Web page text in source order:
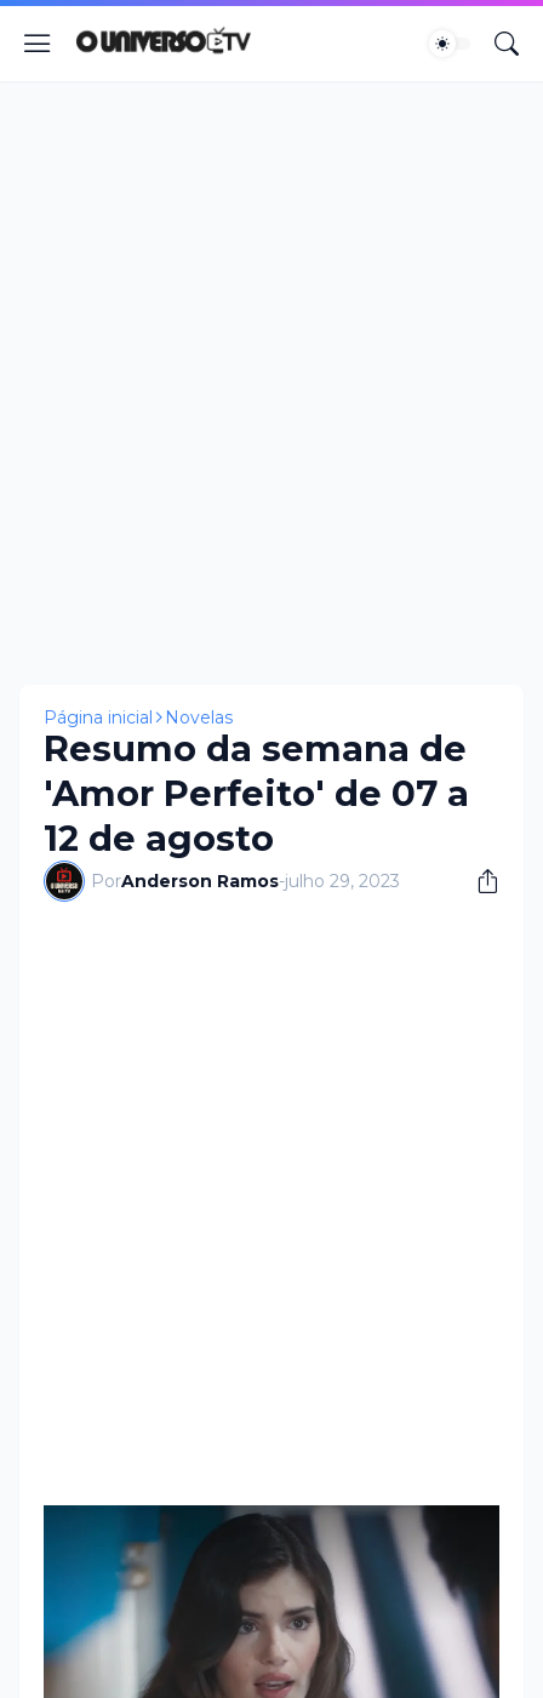
Página inicial Novelas
Resumo da semana de
'Amor Perfeito' de 07 a
12 de agosto
PorAnderson Ramos-julho 29, 2023